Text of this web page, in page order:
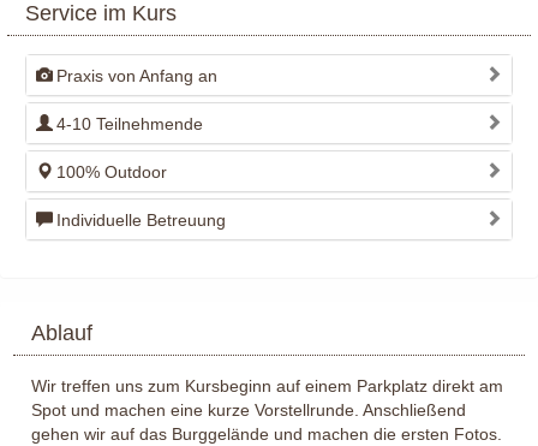
Service im Kurs
Praxis von Anfang an
4-10 Teilnehmende
100% Outdoor
Individuelle Betreuung
Ablauf
Wir treffen uns zum Kursbeginn auf einem Parkplatz direkt am
Spot und machen eine kurze Vorstellrunde. Anschließend
gehen wir auf das Burggelände und machen die ersten Fotos.